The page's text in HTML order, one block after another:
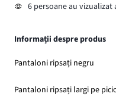
6 persoane au
Informații despre produs
Pantaloni ripsați negru
Pantaloni ripsați largi pe